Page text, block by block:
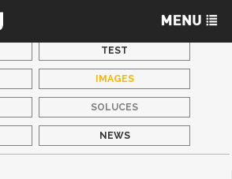
TEST
IMAGES
SOLUCES
NEWS